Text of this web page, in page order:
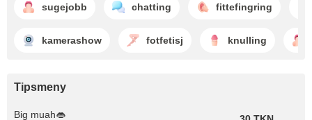
sugejobb chatting fittefingring
kamerashow fotfetisj knulling
Tipsmeny
Big muah👄